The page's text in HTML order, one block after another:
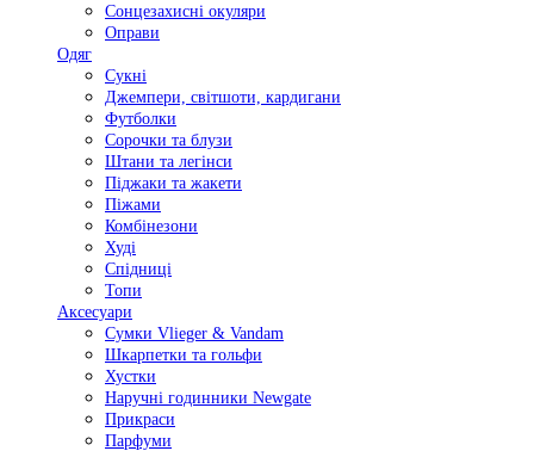
Сонцезахисні окуляри
Оправи
Одяг
Сукні
Джемпери, світшоти, кардигани
Футболки
Сорочки та блузи
Штани та легінси
Піджаки та жакети
Піжами
Комбінезони
Худі
Спідниці
Топи
Аксесуари
Сумки Vlieger & Vandam
Шкарпетки та гольфи
Хустки
Наручні годинники Newgate
Прикраси
Парфуми